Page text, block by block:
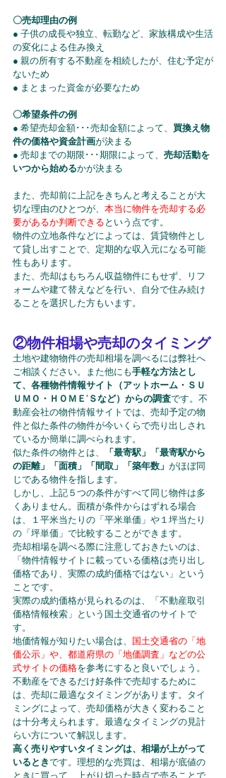
〇売却理由の例
● 子供の成長や独立、転勤など、家族構成や生活
の変化による住み換え
● 親の所有する不動産を相続したが、住む予定が
ないため
● まとまった資金が必要なため
〇希望条件の例
● 希望売却金額･･･売却金額によって、 買換え物
件の価格や資金計画が決まる
● 売却までの期限･･･期限によって、 売却活動を
いつから始めるかが決まる
また、売却前に上記をきちんと考えることが大
切な理由のひとつが、 本当に物件を売却する必
要があるか判断できる という点です。
物件の立地条件などによっては、賃貸物件とし
て貸し出すことで、定期的な収入元になる可能
性もあります。
また、売却はもちろん収益物件にもせず、リフ
ォームや建て替えなどを行い、自分で住み続け
ることを選択した方もいます。
②物件相場や売却のタイミング
土地や建物物件の売却相場を調べるには弊社へ
ご相談ください。また他にも手軽な方法とし
て、各種物件情報サイト（アットホーム・ＳＵ
ＵＭＯ・ＨＯＭＥ‘Ｓなど）からの調査です。不
動産会社の物件情報サイトでは、売却予定の物
件と似た条件の物件が今いくらで売り出しされ
ているか簡単に調べられます。
似た条件の物件とは、
「最寄駅」「最寄駅から
の距離」「面積」「間取」「築年数」 がほぼ同
じである物件を指します。
しかし、上記５つの条件がすべて同じ物件は多
くありません。面積が条件からはずれる場合
は、１平米当たりの「平米単価」や１坪当たり
の「坪単価」で比較することができます。
売却相場を調べる際に注意しておきたいのは、
「物件情報サイトに載っている価格は売り出し
価格であり、実際の成約価格ではない」という
ことです。
実際の成約価格が見られるのは、「不動産取引
価格情報検索」という国土交通省のサイトで
す。
地価情報が知りたい場合は、
国土交通省の「地
価公示」や、都道府県の「地価調査」などの公
式サイトの価格を参考にすると良いでしょう。
不動産をできるだけ好条件で売却するために
は、売却に最適なタイミングがあります。タイ
ミングによって、売却価格が大きく変わること
は十分考えられます。最適なタイミングの見計
らい方について解説します。
高く売りやすいタイミングは、相場が上がって
いるときです。理想的な売買は、相場が底値の
ときに買って、上がり切った時点で売ることで